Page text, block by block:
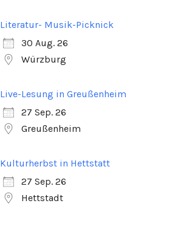
Literatur- Musik-Picknick
30 Aug. 26
Würzburg
Live-Lesung in Greußenheim
27 Sep. 26
Greußenheim
Kulturherbst in Hettstatt
27 Sep. 26
Hettstadt